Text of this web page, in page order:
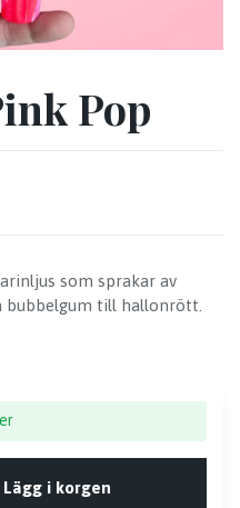
Pop
som sprakar av
bubbelgum till hallonrött.
Lägg i korgen